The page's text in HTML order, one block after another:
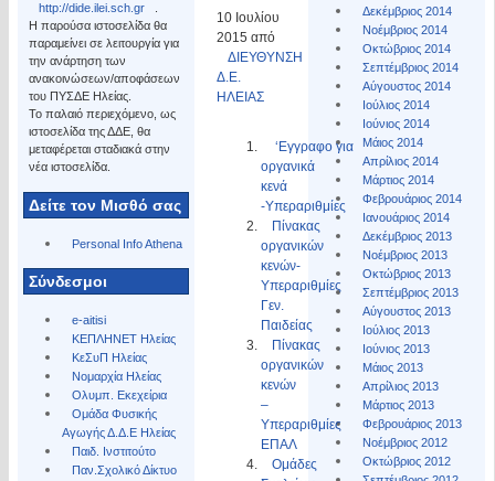
http://dide.ilei.sch.gr
Η παρούσα ιστοσελίδα θα
παραμείνει σε λειτουργία για
την ανάρτηση των
ανακοινώσεων/αποφάσεων
του ΠΥΣΔΕ Ηλείας.
Το παλαιό περιεχόμενο, ως
ιστοσελίδα της ΔΔΕ, θα
μεταφέρεται σταδιακά στην
νέα ιστοσελίδα.
Δείτε τον Μισθό σας
Personal Info Athena
Σύνδεσμοι
e-aitisi
ΚΕΠΛΗΝΕΤ Ηλείας
ΚεΣυΠ Ηλείας
Νομαρχία Ηλείας
Ολυμπ. Εκεχείρια
Ομάδα Φυσικής
Αγωγής Δ.Δ.Ε Ηλείας
Παιδ. Ινστιτούτο
Παν.Σχολικό Δίκτυο
Δεκέμβριος 2014
Νοέμβριος 2014
Οκτώβριος 2014
Σεπτέμβριος 2014
Αύγουστος 2014
Ιούλιος 2014
Ιούνιος 2014
Μάιος 2014
Απρίλιος 2014
Μάρτιος 2014
Φεβρουάριος 2014
Ιανουάριος 2014
Δεκέμβριος 2013
Νοέμβριος 2013
Οκτώβριος 2013
Σεπτέμβριος 2013
Αύγουστος 2013
Ιούλιος 2013
Ιούνιος 2013
Μάιος 2013
Απρίλιος 2013
Μάρτιος 2013
Φεβρουάριος 2013
Νοέμβριος 2012
Οκτώβριος 2012
10 Ιουλίου
2015 από
ΔΙΕΥΘΥΝΣΗ
Δ.Ε.
ΗΛΕΙΑΣ
‘Εγγραφο για
οργανικά
κενά
-Υπεραριθμίες
Πίνακας
οργανικών
κενών-
Υπεραριθμίες
Γεν.
Παιδείας
Πίνακας
οργανικών
κενών
–
Υπεραριθμίες
ΕΠΑΛ
Ομάδες